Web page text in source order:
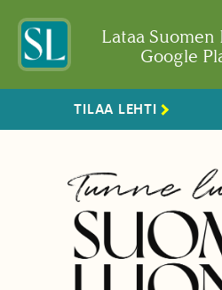
Lataa
Google
TILAA LEHTI